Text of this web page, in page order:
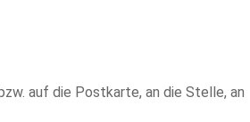
auf die Postkarte, an die Stelle, an